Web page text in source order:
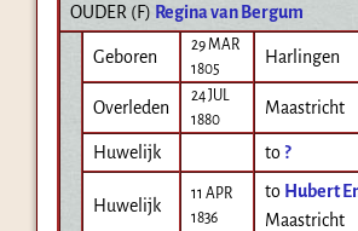
OUDER (F) Regina van Bergum
Geboren
29 MAR
1805
Harlingen
Overleden
24 JUL
1880
Maastricht
Huwelijk to ?
Huwelijk
11 APR
1836
to Hubert
Maastricht